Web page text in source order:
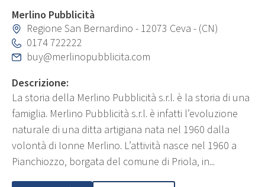
Merlino Pubblicità
Regione San Bernardino - 12073 Ceva - (CN)
0174 722222
buy@merlinopubblicita.com
Descrizione:
La storia della Merlino Pubblicità s.r.l. è la storia di una
famiglia. Merlino Pubblicità s.r.l. è infatti l’evoluzione
naturale di una ditta artigiana nata nel 1960 dalla
volontà di Ionne Merlino. L’attività nasce nel 1960 a
Pianchiozzo, borgata del comune di Priola, in...